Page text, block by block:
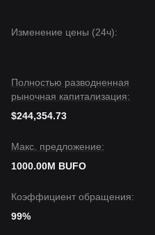
Изменение цены (24ч):
Полностью разводненная
рыночная капитализация:
$244,354.73
Макс. предложение:
1000.00M BUFO
Коэффициент обращения:
99%